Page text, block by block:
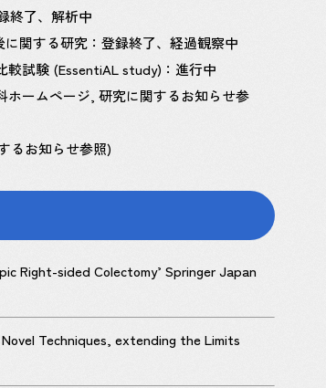
終了、解析中
に関する研究：登録終了、経過観察中
較試験 (EssentiAL study)：進行中
ームページ, 研究に関するお知らせ参
るお知らせ参照)
Right-sided Colectomy’ Springer Japan
Techniques, extending the Limits